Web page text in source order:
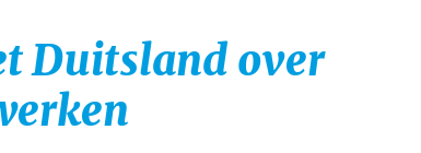
Duitsland over